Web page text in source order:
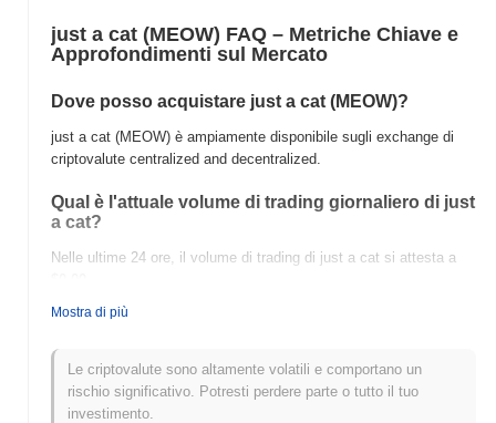
just a cat (MEOW) FAQ – Metriche Chiave e
Approfondimenti sul Mercato
Dove posso acquistare just a cat (MEOW)?
just a cat (MEOW) è ampiamente disponibile sugli exchange di
criptovalute centralized and decentralized.
Qual è l'attuale volume di trading giornaliero di just
a cat?
Nelle ultime 24 ore, il volume di trading di just a cat si attesta a
Qual è lo storico della fascia di prezzo di just a
Massimo Storico (ATH):$0.0 10594
Minimo Storico (ATL):
Mostra di più
Le criptovalute sono altamente volatili e comportano un
rischio significativo. Potresti perdere parte o tutto il tuo
investimento.